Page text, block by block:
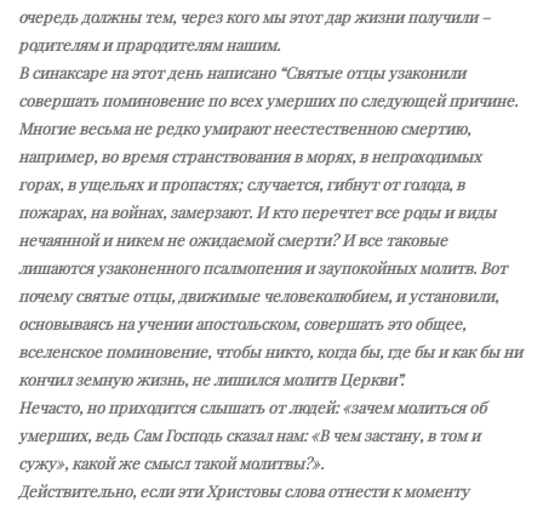
очередь должны тем, через кого мы этот дар жизни получили –
родителям и прародителям нашим.
В синаксаре на этот день написано “Святые отцы узаконили
совершать поминовение по всех умерших по следующей причине.
Многие весьма не редко умирают неестественною смертию,
например, во время странствования в морях, в непроходимых
горах, в ущельях и пропастях; случается, гибнут от голода, в
пожарах, на войнах, замерзают. И кто перечтет все роды и виды
нечаянной и никем не ожидаемой смерти? И все таковые
лишаются узаконенного псалмопения и заупокойных молитв. Вот
почему святые отцы, движимые человеколюбием, и установили,
основываясь на учении апостольском, совершать это общее,
вселенское поминовение, чтобы никто, когда бы, где бы и как бы ни
кончил земную жизнь, не лишился молитв Церкви”.
Нечасто, но приходится слышать от людей: «зачем молиться об
умерших, ведь Сам Господь сказал нам: «В чем застану, в том и
сужу», какой же смысл такой молитвы?».
Действительно, если эти Христовы слова отнести к моменту